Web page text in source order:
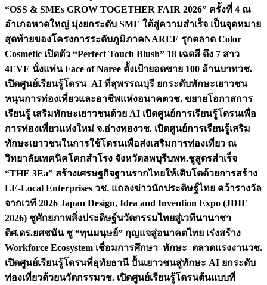
“OSS & SMEs GROW TOGETHER FAIR 2026” ครั้งที่ 4 ณ
อำเภอหาดใหญ่ มุ่งยกระดับ SME ใต้สู่ความสำเร็จ เป็นจุดหมาย
สุดท้ายของโครงการระดับภูมิภาคNAREE รุกตลาด Color
Cosmetic เปิดตัว “Perfect Touch Blush” 18 เฉดสี ดึง 7 สาว
4EVE นั่งแท่น Face of Naree ตั้งเป้ายอดขาย 100 ล้านบาทวช.
เปิดศูนย์เรียนรู้โดรน–AI ที่สุพรรณบุรี ยกระดับทักษะเยาวชน
หนุนการท่องเที่ยวและอาชีพแห่งอนาคตวช. ขยายโอกาสการ
เรียนรู้ เสริมทักษะเยาวชนด้วย AI เปิดศูนย์การเรียนรู้โดรนเพื่อ
การท่องเที่ยวแห่งใหม่ จ.อ่างทองวช. เปิดศูนย์การเรียนรู้เสริม
ทักษะเยาวชนในการใช้โดรนเพื่อส่งเสริมการท่องเที่ยว ณ
วิทยาลัยเทคนิคโคกสำโรง จังหวัดลพบุรีบพท.ชูสูตรสำเร็จ
“THE 3Ea” สร้างเศรษฐกิจฐานรากไทยให้เติบโตด้วยการสร้าง
LE-Local Enterprises วช. แถลงข่าวนักประดิษฐ์ไทย คว้ารางวัล
จากเวที 2026 Japan Design, Idea and Invention Expo (JDIE
2026) ชูศักยภาพสิ่งประดิษฐ์นวัตกรรมไทยสู่เวทีนานาชา
ติศ.ดร.ยศชนัน ชู “ทุนมนุษย์” กุญแจสู่อนาคตไทย เร่งสร้าง
Workforce Ecosystem เชื่อมการศึกษา–ทักษะ–ตลาดแรงงานวช.
เปิดศูนย์เรียนรู้โดรนที่อุทัยธานี ปั้นเยาวชนสู่ทักษะ AI ยกระดับ
ท่องเที่ยวด้วยนวัตกรรมวช. เปิดศูนย์เรียนรู้โดรนต้นแบบที่